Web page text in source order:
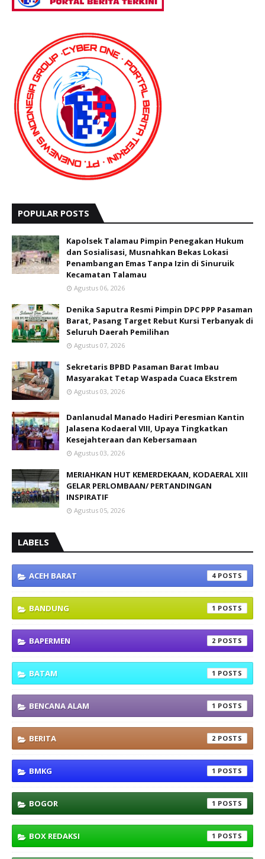
POPULAR POSTS
Kapolsek Talamau Pimpin Penegakan Hukum
dan Sosialisasi, Musnahkan Bekas Lokasi
Penambangan Emas Tanpa Izin di Sinuruik
Kecamatan Talamau
Agustus 06, 2026
Denika Saputra Resmi Pimpin DPC PPP Pasaman
Barat, Pasang Target Rebut Kursi Terbanyak di
Seluruh Daerah Pemilihan
Agustus 07, 2026
Sekretaris BPBD Pasaman Barat Imbau
Masyarakat Tetap Waspada Cuaca Ekstrem
Agustus 03, 2026
Danlanudal Manado Hadiri Peresmian Kantin
Jalasena Kodaeral VIII, Upaya Tingkatkan
Kesejahteraan dan Kebersamaan
Agustus 03, 2026
MERIAHKAN HUT KEMERDEKAAN, KODAERAL XIII
GELAR PERLOMBAAN/ PERTANDINGAN
INSPIRATIF
Agustus 05, 2026
LABELS
ACEH BARAT 4
BANDUNG 1
BAPERMEN 2
BATAM 1
BENCANA ALAM 1
BERITA 2
BMKG 1
BOGOR 1
BOX REDAKSI 1